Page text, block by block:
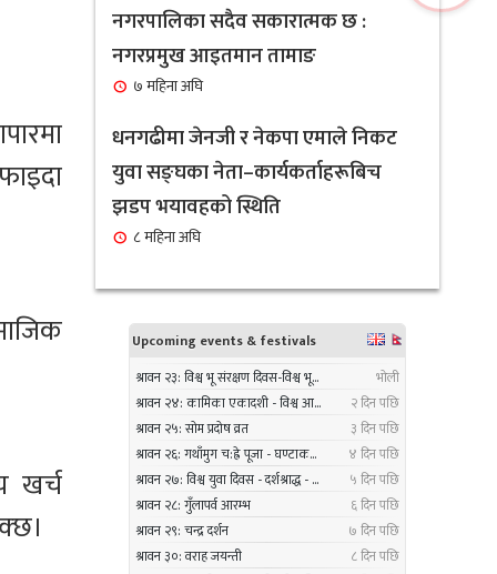
खर्च
६
सावधान : यस्ता व्यक्तिहरुको लागि
नरिवल पानी पिउनु हुन सक्छ घातक
१ महिना अघि
७
नगरप्रमुख तामाङ र उपप्रमुख
प्रधानद्वारा मेलम्ची नगरपालिकाको
भूमि व्यवस्थापन शाखाको शुभारम्भ
कार्य सम्पन्न
८
सबै क्षेत्र, वर्ग र लिंगकाे आवश्यकताकाे
आधारमा बजेट विनियाेजन गर्ने :
नगरप्रमुख आइतमान तामाङ
१ महिना अघि
सर्लाहीका बिमल साहलाई भारतको
मुम्बईमा ‘हार्मोनियम ट्युनिङ विशेषज्ञ’
पदकबाट सम्मानित
३ महिना अघि
नगरपालिका सदैव सकारात्मक छ :
नगरप्रमुख आइतमान तामाङ
७ महिना अघि
धनगढीमा जेनजी र नेकपा एमाले निकट
युवा सङ्घका नेता–कार्यकर्ताहरूबिच
झडप भयावहको स्थिति
८ महिना अघि